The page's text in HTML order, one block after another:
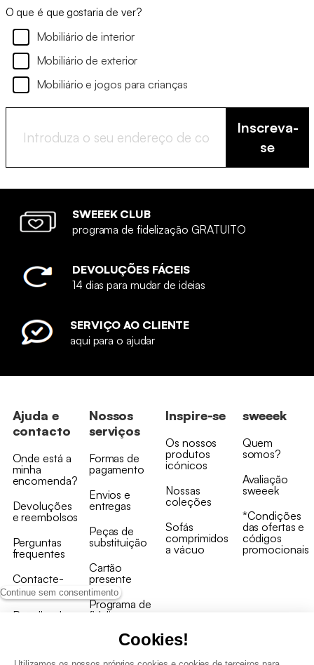
Continue sem consentimento
Cookies!
O que é que gostaria de ver?
Mobiliário de interior
Mobiliário de exterior
Mobiliário e jogos para crianças
Inscreva-
se
SWEEEK CLUB
programa de fidelização GRATUITO
DEVOLUÇÕES FÁCEIS
14 dias para mudar de ideias
SERVIÇO AO CLIENTE
aqui para o ajudar
Ajuda e
contacto
Onde está a
minha
encomenda?
Devoluções
e reembolsos
Perguntas
frequentes
Contacte-
nos
Recolha de
Nossos
serviços
Formas de
pagamento
Envios e
entregas
Peças de
substituição
Cartão
presente
Programa de
fidelizaçao
Inspire-se
Os nossos
produtos
icónicos
Nossas
coleções
Sofás
comprimidos
a vácuo
sweeek
Quem
somos?
Avaliação
sweeek
*Condições
das ofertas e
códigos
promocionais